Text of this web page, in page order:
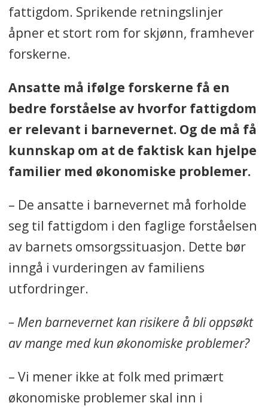
fattigdom. Sprikende retningslinjer
åpner et stort rom for skjønn, framhever
forskerne.
Ansatte må ifølge forskerne få en
bedre forståelse av hvorfor fattigdom
er relevant i barnevernet. Og de må få
kunnskap om at de faktisk kan hjelpe
familier med økonomiske problemer.
– De ansatte i barnevernet må forholde
seg til fattigdom i den faglige forståelsen
av barnets omsorgssituasjon. Dette bør
inngå i vurderingen av familiens
utfordringer.
– Men barnevernet kan risikere å bli oppsøkt
av mange med kun økonomiske problemer?
– Vi mener ikke at folk med primært
økonomiske problemer skal inn i